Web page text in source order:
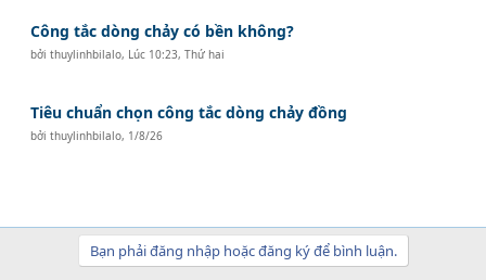
Công tắc dòng chảy có bền không?
bởithuylinhbilalo, Lúc 10:23, Thứ hai
Tiêu chuẩn chọn công tắc dòng chảy đồng
bởithuylinhbilalo, 1/8/26
Bạn phải đăng nhập hoặc đăng ký để bình luận.